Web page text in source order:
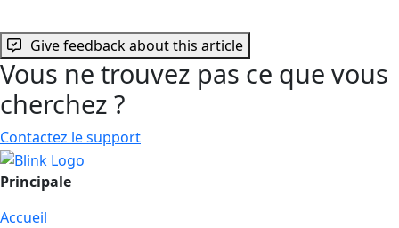
Give feedback about this article
Vous ne trouvez pas ce que vous
cherchez ?
Contactez le support
Principale
Accueil